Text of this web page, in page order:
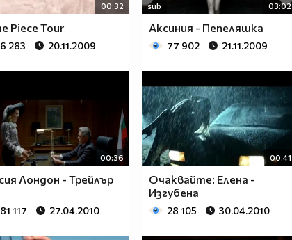
00:32
Piece Tour
6 283 20.11.2009
sub 03:02
Аксиния - Пепеляшка
77 902 21.11.2009
00:36
Лондон - Трейлър
81 117 27.04.2010
00:41
Очаквайте: Елена -
Изгубена
28 105 30.04.2010